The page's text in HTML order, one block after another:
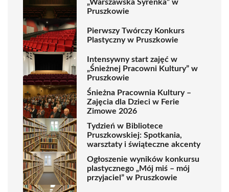
„Warszawska Syrenka” w
Pruszkowie
Pierwszy Twórczy Konkurs
Plastyczny w Pruszkowie
Intensywny start zajęć w
„Śnieżnej Pracowni Kultury” w
Pruszkowie
Śnieżna Pracownia Kultury –
Zajęcia dla Dzieci w Ferie
Zimowe 2026
Tydzień w Bibliotece
Pruszkowskiej: Spotkania,
warsztaty i świąteczne akcenty
Ogłoszenie wyników konkursu
plastycznego „Mój miś – mój
przyjaciel” w Pruszkowie